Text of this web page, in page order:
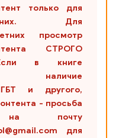
только для
Для
просмотр
СТРОГО
в книге
наличие
и другого,
- просьба
на почту
для